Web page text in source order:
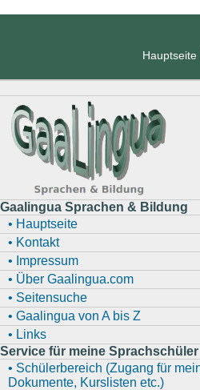
Hauptseite
Gaalingua Sprachen & Bildung
• Hauptseite
• Kontakt
• Impressum
• Über Gaalingua.com
• Seitensuche
• Gaalingua von A bis Z
• Links
Service für meine Sprachschüler
• Schülerbereich (Zugang für
Dokumente, Kurslisten etc.)